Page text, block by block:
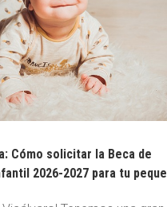
Cómo solicitar la Beca de
2026-2027 para tu peque